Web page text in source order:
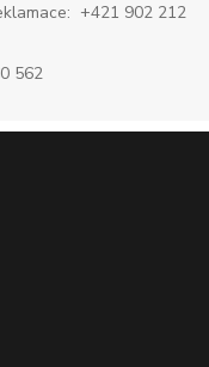
+421 902 212
562